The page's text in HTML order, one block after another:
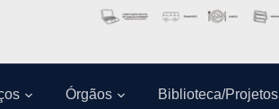
Órgãos Biblioteca/Projetos